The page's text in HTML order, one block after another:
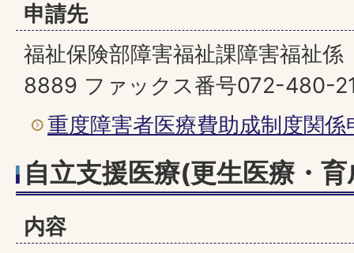
申請先
福祉保険部障害福祉課障害福祉
8889 ファックス番号072-480-
重度障害者医療費助成制度関係
自立支援医療(更生医療・
内容